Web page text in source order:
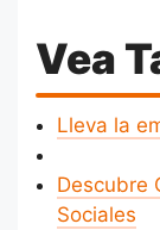
Vea
Lleva la
Descubre
Sociales